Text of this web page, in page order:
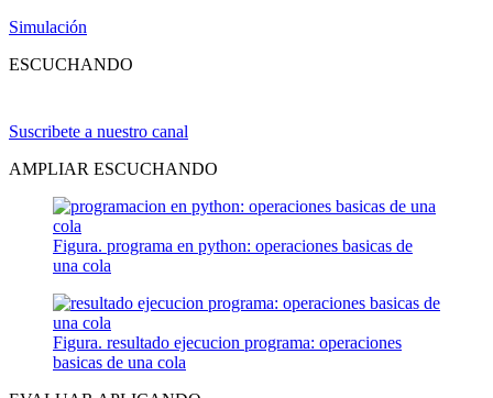
Simulación
ESCUCHANDO
Suscribete a nuestro canal
AMPLIAR ESCUCHANDO
Figura. programa en python: operaciones basicas de
una cola
Figura. resultado ejecucion programa: operaciones
basicas de una cola